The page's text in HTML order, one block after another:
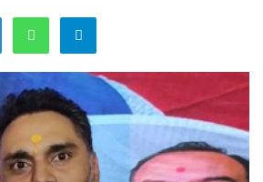
LinkedInWhatsAppTelegram